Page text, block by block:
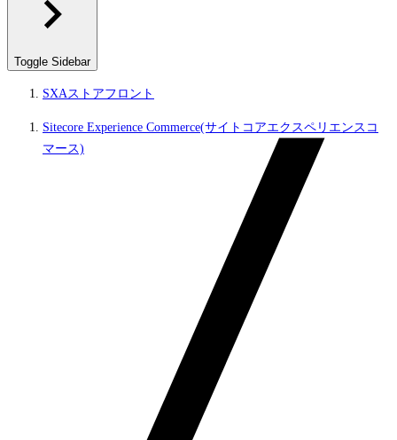
Toggle Sidebar
SXAストアフロント
Sitecore Experience Commerce(サイトコアエクスペリエンスコ
マース)